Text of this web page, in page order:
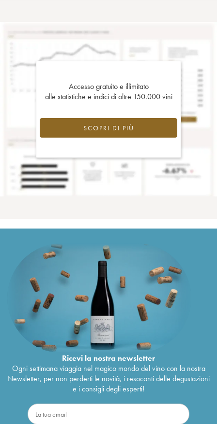
Accesso gratuito e illimitato
alle statistiche e indici di oltre 150.000 vini
SCOPRI DI PIÙ
Ricevi la nostra newsletter
Ogni settimana viaggia nel magico mondo del vino con la nostra
Newsletter, per non perderti le novità, i resoconti delle degustazioni
e i consigli degli esperti!